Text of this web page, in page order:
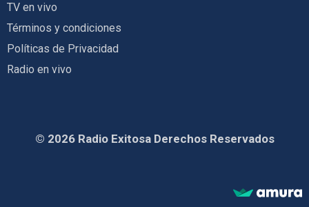
TV en vivo
Términos y condiciones
Políticas de Privacidad
Radio en vivo
© 2026 Radio Exitosa Derechos Reservados